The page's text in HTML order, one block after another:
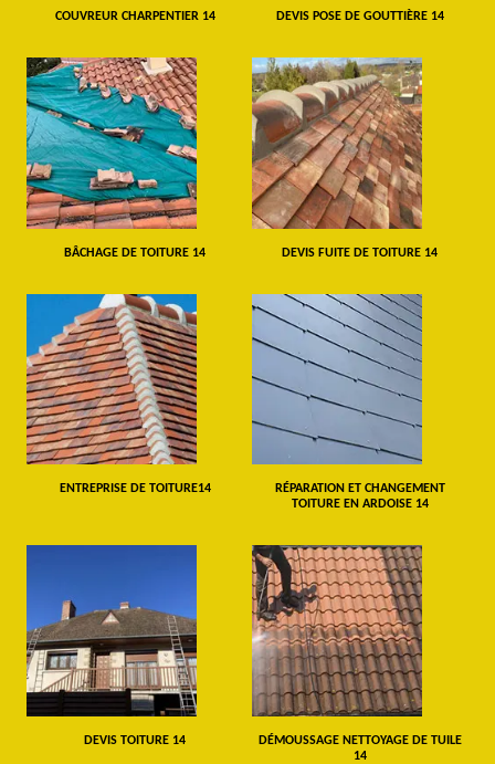
COUVREUR CHARPENTIER 14 DEVIS POSE DE GOUTTIÈRE 14
BÂCHAGE DE TOITURE 14 DEVIS FUITE DE TOITURE 14
ENTREPRISE DE TOITURE14
RÉPARATION ET CHANGEMENT
TOITURE EN ARDOISE 14
DEVIS TOITURE 14
DÉMOUSSAGE NETTOYAGE DE TUILE
14